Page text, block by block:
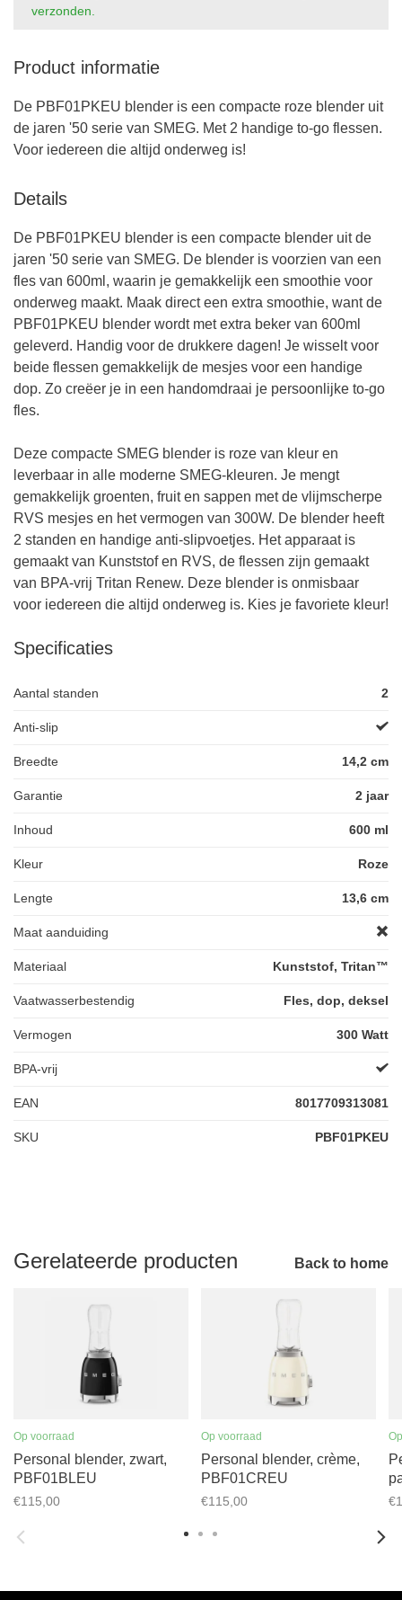
verzonden.
Product informatie
De PBF01PKEU blender is een compacte roze blender uit
de jaren '50 serie van SMEG. Met 2 handige to-go flessen.
Voor iedereen die altijd onderweg is!
Details
De PBF01PKEU blender is een compacte blender uit de
jaren '50 serie van SMEG. De blender is voorzien van een
fles van 600ml, waarin je gemakkelijk een smoothie voor
onderweg maakt. Maak direct een extra smoothie, want de
PBF01PKEU blender wordt met extra beker van 600ml
geleverd. Handig voor de drukkere dagen! Je wisselt voor
beide flessen gemakkelijk de mesjes voor een handige
dop. Zo creëer je in een handomdraai je persoonlijke to-go
fles.
Deze compacte SMEG blender is roze van kleur en
leverbaar in alle moderne SMEG-kleuren. Je mengt
gemakkelijk groenten, fruit en sappen met de vlijmscherpe
RVS mesjes en het vermogen van 300W. De blender heeft
2 standen en handige anti-slipvoetjes. Het apparaat is
gemaakt van Kunststof en RVS, de flessen zijn gemaakt
van BPA-vrij Tritan Renew. Deze blender is onmisbaar
voor iedereen die altijd onderweg is. Kies je favoriete kleur!
Specificaties
Aantal standen 2
Anti-slip
Breedte 14,2 cm
Garantie 2 jaar
Inhoud 600 ml
Kleur Roze
Lengte 13,6 cm
Maat aanduiding
Materiaal Kunststof, Tritan™
Vaatwasserbestendig Fles, dop, deksel
Vermogen 300 Watt
BPA-vrij
EAN 8017709313081
SKU PBF01PKEU
Gerelateerde producten Back to home
Op voorraad
Personal blender, zwart,
PBF01BLEU
€115,00
Op voorraad
Personal blender, crème,
PBF01CREU
€115,00